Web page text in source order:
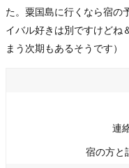
た。粟国島に行くなら宿の
イバル好きは別ですけどね
まう次期もあるそうです）
連
宿の方と